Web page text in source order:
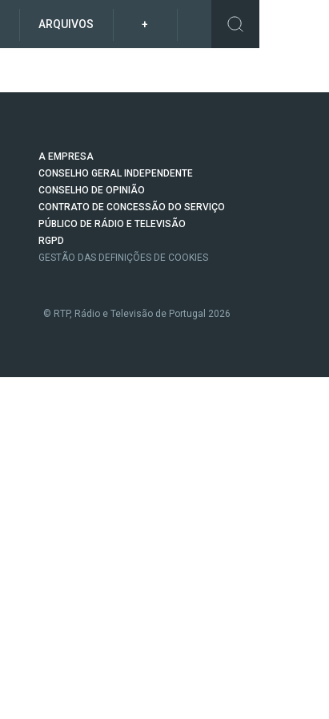
ARQUIVOS +
A EMPRESA
CONSELHO GERAL INDEPENDENTE
CONSELHO DE OPINIÃO
CONTRATO DE CONCESSÃO DO SERVIÇO
PÚBLICO DE RÁDIO E TELEVISÃO
RGPD
GESTÃO DAS DEFINIÇÕES DE COOKIES
© RTP, Rádio e Televisão de Portugal 2026